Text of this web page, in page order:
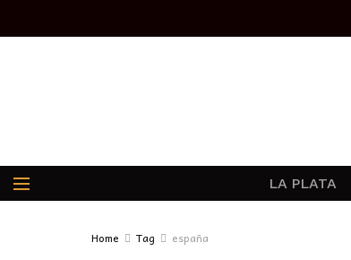
LA PLATA
Home Tag españa